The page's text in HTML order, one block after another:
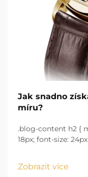
Jak snadno
míru?
.blog-content h2 {
18px; font-size:
w...
Zobrazit více